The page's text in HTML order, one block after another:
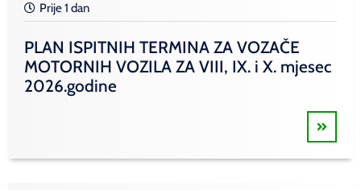
Prije 1 dan
PLAN ISPITNIH TERMINA ZA VOZAČE
MOTORNIH VOZILA ZA VIII, IX. i X. mjesec
2026.godine